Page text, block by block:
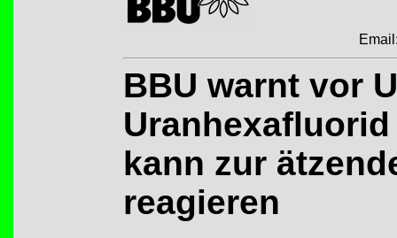
BBU warnt vor
kann zur
reagieren